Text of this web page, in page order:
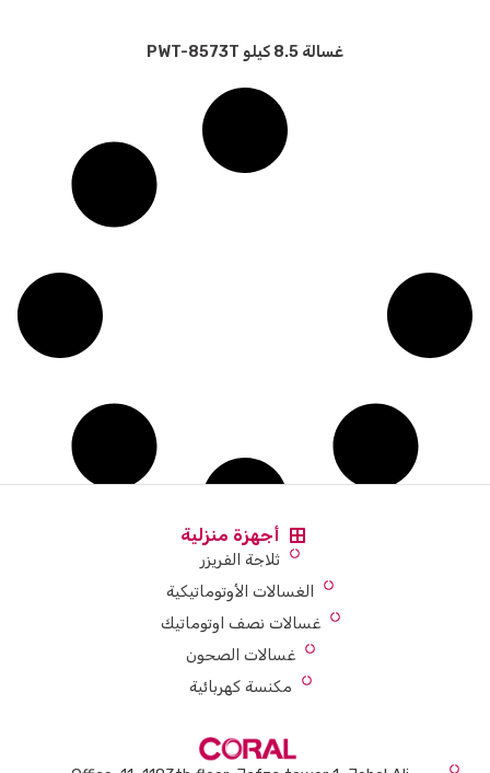
غسالة 8.5 كيلو PWT-8573T
أجهزة منزلية
ثلاجة الفريزر
الغسالات الأوتوماتيكية
غسالات نصف اوتوماتيك
غسالات الصحون
مكنسة كهربائية